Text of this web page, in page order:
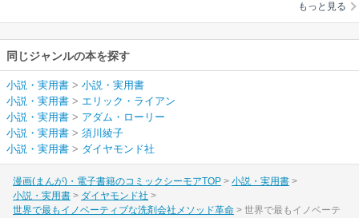
もっと見る
同じジャンルの本を探す
小説・実用書 > 小説・実用書
小説・実用書 > エリック・ライアン
小説・実用書 > アダム・ローリー
小説・実用書 > 須川綾子
小説・実用書 > ダイヤモンド社
漫画(まんが)・電子書籍のコミックシーモアTOP
小説・実用書
小説・実用書
ダイヤモンド社
世界で最もイノベーティブな洗剤会社メソッド革命
世界で最もイノベーテ